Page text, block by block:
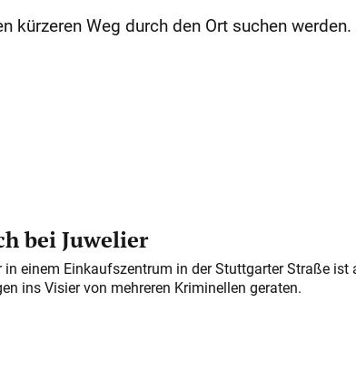
Weg durch den Ort suchen werden.
bei Juwelier
in einem Einkaufszentrum in der Stuttgarter Straße ist
ins Visier von mehreren Kriminellen geraten.